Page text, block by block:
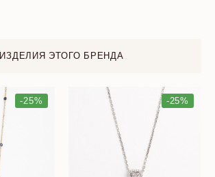
ИЗДЕЛИЯ ЭТОГО БРЕНДА
-25% -25%